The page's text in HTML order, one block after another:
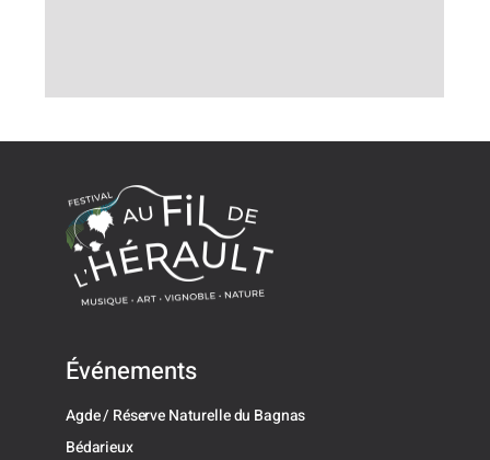
Événements
Agde / Réserve Naturelle du Bagnas
Bédarieux